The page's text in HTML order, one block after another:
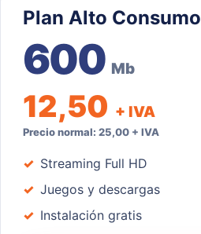
Plan Alto Consumo
600 Mb
12,50 + IVA
Precio normal: 25,00 + IVA
Streaming Full HD
Juegos y descargas
Instalación gratis